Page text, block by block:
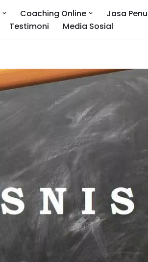
Coaching Online
Jasa
Testimoni Media Sosial